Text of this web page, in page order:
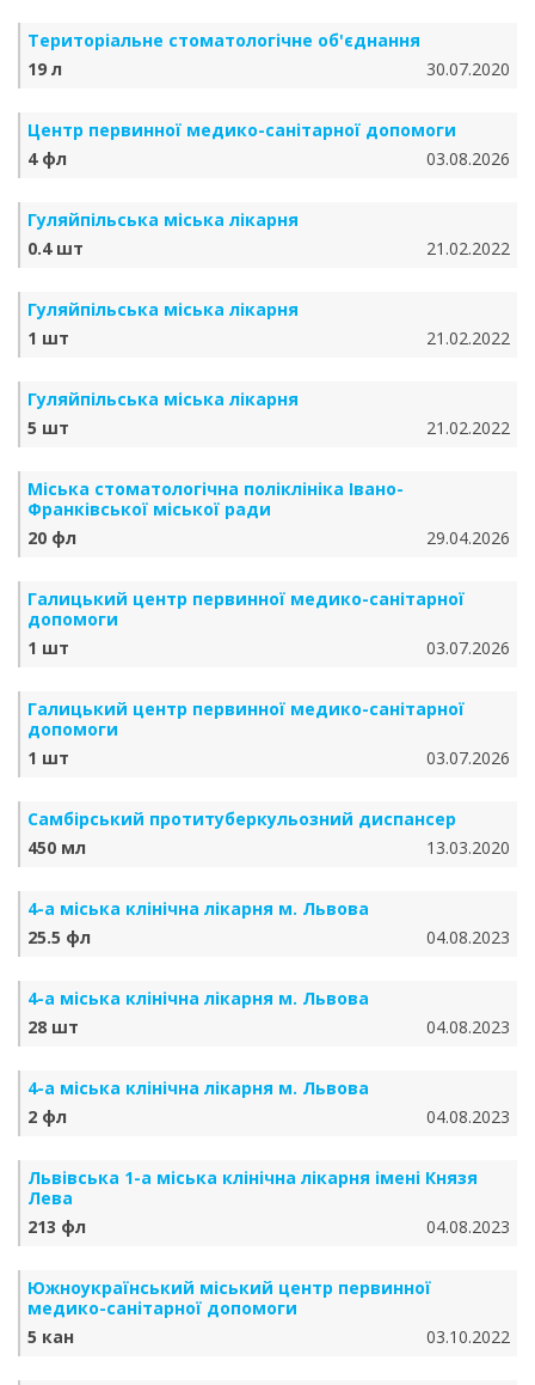
Територіальне стоматологічне об'єднання
19 л
30.07.2020
Центр первинної медико-санітарної допомоги
4 фл
03.08.2026
Гуляйпільська міська лікарня
0.4 шт
21.02.2022
Гуляйпільська міська лікарня
1 шт
21.02.2022
Гуляйпільська міська лікарня
5 шт
21.02.2022
Міська стоматологічна поліклініка Івано-
Франківської міської ради
20 фл
29.04.2026
Галицький центр первинної медико-санітарної
допомоги
1 шт
03.07.2026
Галицький центр первинної медико-санітарної
допомоги
1 шт
03.07.2026
Самбірський протитуберкульозний диспансер
450 мл
13.03.2020
4-а міська клінічна лікарня м. Львова
25.5 фл
04.08.2023
4-а міська клінічна лікарня м. Львова
28 шт
04.08.2023
4-а міська клінічна лікарня м. Львова
2 фл
04.08.2023
Львівська 1-а міська клінічна лікарня імені Князя
Лева
213 фл
04.08.2023
Южноукраїнський міський центр первинної
медико-санітарної допомоги
5 кан
03.10.2022